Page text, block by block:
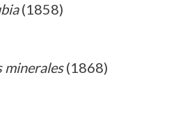
(1858)
minerales(1868)